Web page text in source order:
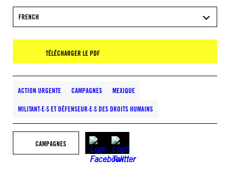
FRENCH
TÉLÉCHARGER LE PDF
ACTION URGENTE CAMPAGNES MEXIQUE
MILITANT·E·S ET DÉFENSEUR·E·S DES DROITS HUMAINS
CAMPAGNES